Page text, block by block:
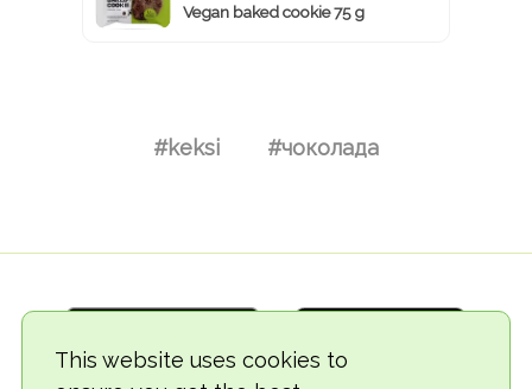
This website uses cookies to
Vegan baked cookie 75 g
#keksi #чоколада